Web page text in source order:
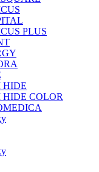
PLUS
HIDE
HIDE COLOR